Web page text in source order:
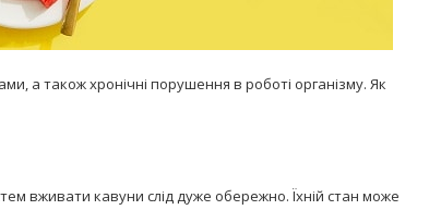
а також хронічні порушення в роботі організму. Як
вживати кавуни слід дуже обережно. Їхній стан може